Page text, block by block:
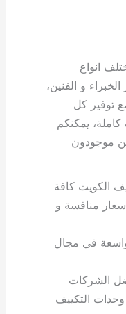
انواع
و الفنين،
توفير كل
كاملة، يمكنكم
موجودون
الكويت كافة
منافسة و
في مجال
الشركات
التكييف